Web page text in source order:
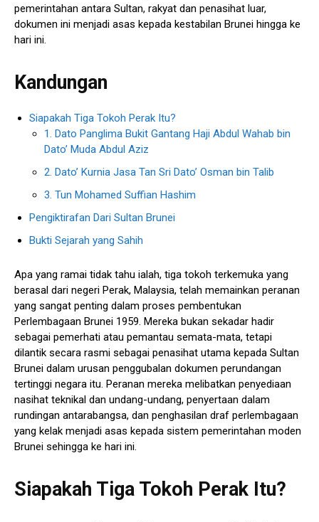
pemerintahan antara Sultan, rakyat dan penasihat luar,
dokumen ini menjadi asas kepada kestabilan Brunei hingga ke
hari ini.
Kandungan
Siapakah Tiga Tokoh Perak Itu?
1. Dato Panglima Bukit Gantang Haji Abdul Wahab bin
Dato’ Muda Abdul Aziz
2. Dato’ Kurnia Jasa Tan Sri Dato’ Osman bin Talib
3. Tun Mohamed Suffian Hashim
Pengiktirafan Dari Sultan Brunei
Bukti Sejarah yang Sahih
Apa yang ramai tidak tahu ialah, tiga tokoh terkemuka yang
berasal dari negeri Perak, Malaysia, telah memainkan peranan
yang sangat penting dalam proses pembentukan
Perlembagaan Brunei 1959. Mereka bukan sekadar hadir
sebagai pemerhati atau pemantau semata-mata, tetapi
dilantik secara rasmi sebagai penasihat utama kepada Sultan
Brunei dalam urusan penggubalan dokumen perundangan
tertinggi negara itu. Peranan mereka melibatkan penyediaan
nasihat teknikal dan undang-undang, penyertaan dalam
rundingan antarabangsa, dan penghasilan draf perlembagaan
yang kelak menjadi asas kepada sistem pemerintahan moden
Brunei sehingga ke hari ini.
Siapakah Tiga Tokoh Perak Itu?